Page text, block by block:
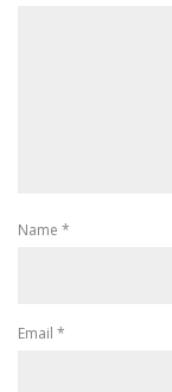
Name *
Email *